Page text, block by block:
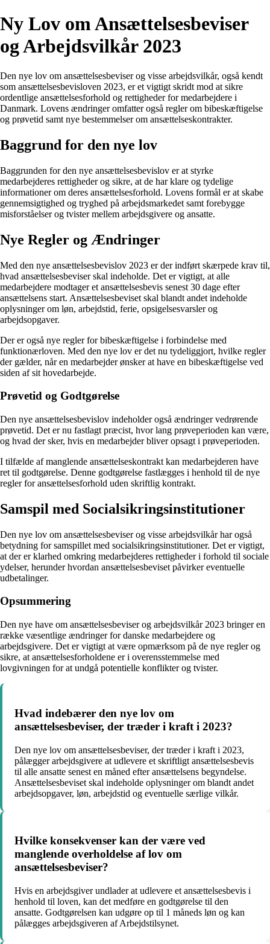
Ny Lov om Ansættelsesbeviser
og Arbejdsvilkår 2023
Den nye lov om ansættelsesbeviser og visse arbejdsvilkår, også kendt
som ansættelsesbevisloven 2023, er et vigtigt skridt mod at sikre
ordentlige ansættelsesforhold og rettigheder for medarbejdere i
Danmark. Lovens ændringer omfatter også regler om bibeskæftigelse
og prøvetid samt nye bestemmelser om ansættelseskontrakter.
Baggrund for den nye lov
Baggrunden for den nye ansættelsesbevislov er at styrke
medarbejderes rettigheder og sikre, at de har klare og tydelige
informationer om deres ansættelsesforhold. Lovens formål er at skabe
gennemsigtighed og tryghed på arbejdsmarkedet samt forebygge
misforståelser og tvister mellem arbejdsgivere og ansatte.
Nye Regler og Ændringer
Med den nye ansættelsesbevislov 2023 er der indført skærpede krav til,
hvad ansættelsesbeviser skal indeholde. Det er vigtigt, at alle
medarbejdere modtager et ansættelsesbevis senest 30 dage efter
ansættelsens start. Ansættelsesbeviset skal blandt andet indeholde
oplysninger om løn, arbejdstid, ferie, opsigelsesvarsler og
arbejdsopgaver.
Der er også nye regler for bibeskæftigelse i forbindelse med
funktionærloven. Med den nye lov er det nu tydeliggjort, hvilke regler
der gælder, når en medarbejder ønsker at have en bibeskæftigelse ved
siden af sit hovedarbejde.
Prøvetid og Godtgørelse
Den nye ansættelsesbevislov indeholder også ændringer vedrørende
prøvetid. Det er nu fastlagt præcist, hvor lang prøveperioden kan være,
og hvad der sker, hvis en medarbejder bliver opsagt i prøveperioden.
I tilfælde af manglende ansættelseskontrakt kan medarbejderen have
ret til godtgørelse. Denne godtgørelse fastlægges i henhold til de nye
regler for ansættelsesforhold uden skriftlig kontrakt.
Samspil med Socialsikringsinstitutioner
Den nye lov om ansættelsesbeviser og visse arbejdsvilkår har også
betydning for samspillet med socialsikringsinstitutioner. Det er vigtigt,
at der er klarhed omkring medarbejderes rettigheder i forhold til sociale
ydelser, herunder hvordan ansættelsesbeviset påvirker eventuelle
udbetalinger.
Opsummering
Den nye have om ansættelsesbeviser og arbejdsvilkår 2023 bringer en
række væsentlige ændringer for danske medarbejdere og
arbejdsgivere. Det er vigtigt at være opmærksom på de nye regler og
sikre, at ansættelsesforholdene er i overensstemmelse med
lovgivningen for at undgå potentielle konflikter og tvister.
Hvad indebærer den nye lov om
ansættelsesbeviser, der træder i kraft i 2023?
Den nye lov om ansættelsesbeviser, der træder i kraft i 2023,
pålægger arbejdsgivere at udlevere et skriftligt ansættelsesbevis
til alle ansatte senest en måned efter ansættelsens begyndelse.
Ansættelsesbeviset skal indeholde oplysninger om blandt andet
arbejdsopgaver, løn, arbejdstid og eventuelle særlige vilkår.
Hvilke konsekvenser kan der være ved
manglende overholdelse af lov om
ansættelsesbeviser?
Hvis en arbejdsgiver undlader at udlevere et ansættelsesbevis i
henhold til loven, kan det medføre en godtgørelse til den
ansatte. Godtgørelsen kan udgøre op til 1 måneds løn og kan
pålægges arbejdsgiveren af Arbejdstilsynet.